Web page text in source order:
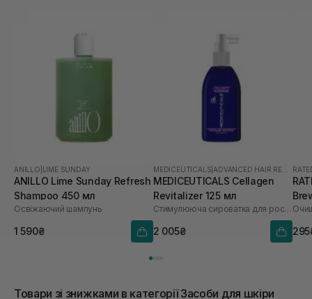
ANILLO LIME SUNDAY
ANILLO Lime Sunday Refresh
Shampoo 450 мл
Освіжаючий шампунь
1 590₴
MEDICEUTICALS
MEDICEUTICALS Cellagen
Revitalizer 125 мл
Стимулююча сироватка для росту волосся та здоров’я шкіри голови
2 005₴
Товари зі знижками в категорії Засоби для шкіри